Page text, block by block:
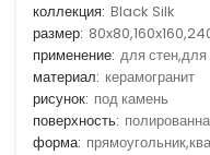
коллекция: Black Silk
размер:
применение: для стен,для
материал: керамогранит
рисунок: под камень
поверхность:
форма: